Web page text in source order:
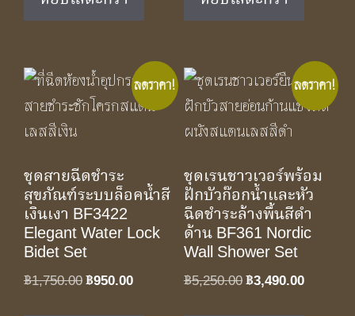
฿1,790.00.
฿4,350.00.
ลดราคา!
ชุดสายฉีดชำระ
สุขภัณฑ์ระบบล็อคน้ำสี
เงินเงา BF3422
Elegant Water Lock
Bidet Set
฿1,750.00Original
฿950.00Current
ลดราคา!
ชุดเรนชาวเวอร์พร้อม
ฝักบัวก๊อกน้ำและหัว
ฉีดชำระล้างพื้นสีดำ
ด้าน BF361 Nordic
Wall Shower Set
฿5,250.00Original
฿3,490.00Current